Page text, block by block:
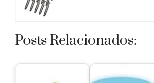
Posts Relacionados: